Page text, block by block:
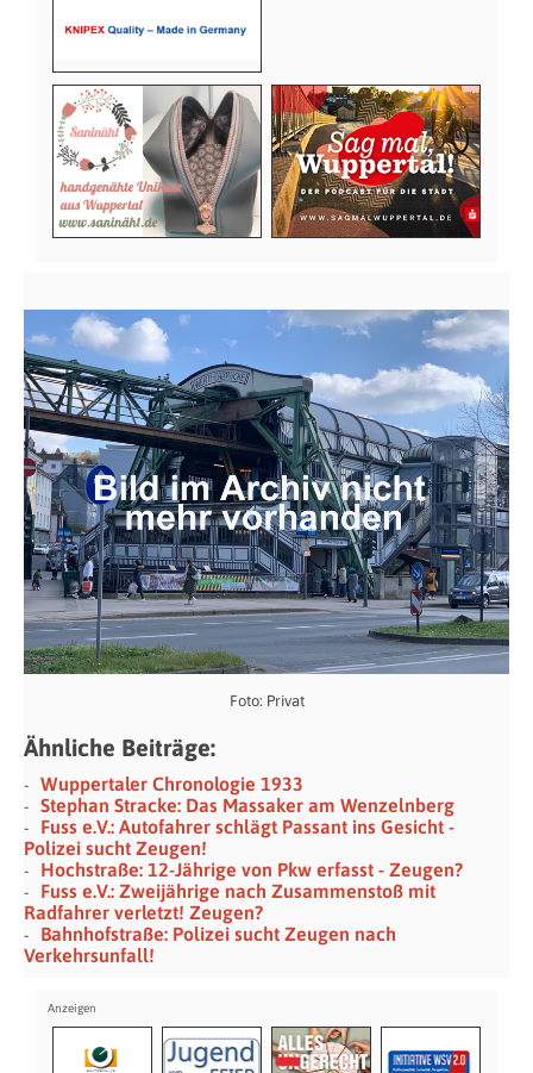
Foto: Privat
Ähnliche Beiträge:
Wuppertaler Chronologie 1933
Stephan Stracke: Das Massaker am Wenzelnberg
Fuss e.V.: Autofahrer schlägt Passant ins Gesicht -
Polizei sucht Zeugen!
Hochstraße: 12-Jährige von Pkw erfasst - Zeugen?
Fuss e.V.: Zweijährige nach Zusammenstoß mit
Radfahrer verletzt! Zeugen?
Bahnhofstraße: Polizei sucht Zeugen nach
Verkehrsunfall!